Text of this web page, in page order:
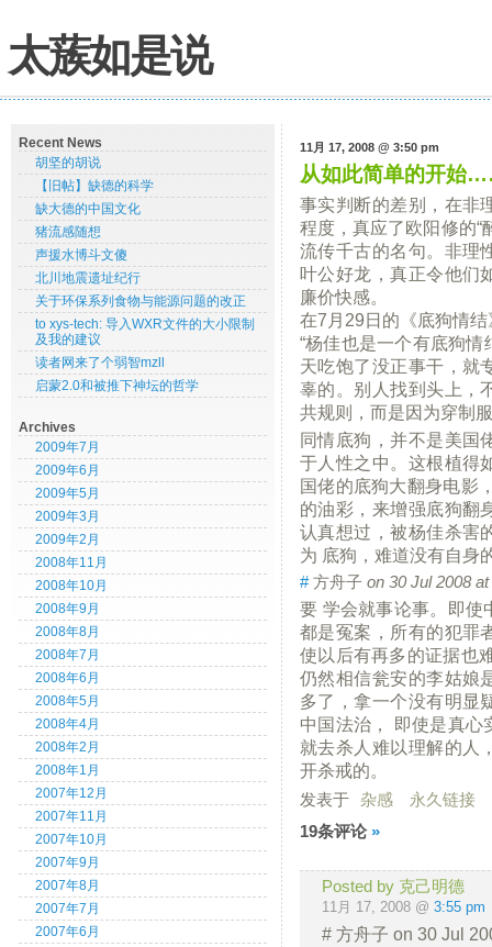
太蔟如是说
Recent News
胡坚的胡说
【旧帖】缺德的科学
缺大德的中国文化
猪流感随想
声援水博斗文傻
北川地震遗址纪行
关于环保系列食物与能源问题的改正
to xys-tech: 导入WXR文件的大小限制
及我的建议
读者网来了个弱智mzll
启蒙2.0和被推下神坛的哲学
Archives
2009年7月
2009年6月
2009年5月
2009年3月
2009年2月
2008年11月
2008年10月
2008年9月
2008年8月
2008年7月
2008年6月
2008年5月
2008年4月
2008年2月
2008年1月
2007年12月
2007年11月
2007年10月
2007年9月
2007年8月
2007年7月
2007年6月
11月 17, 2008 @ 3:50 pm
从如此简单的开始
事实判断的差别，在非
程度，真应了欧阳修的“
流传千古的名句。非理
叶公好龙，真正令他们
廉价快感。
在7月29日的《底狗情
“杨佳也是一个有底狗
天吃饱了没正事干，就
辜的。别人找到头上，
共规则，而是因为穿制
同情底狗，并不是美国
于人性之中。这根植得
国佬的底狗大翻身电影
的油彩，来增强底狗翻
认真想过，被杨佳杀害
为 底狗，难道没有自身
#方舟子 on 30 Jul 2008
要 学会就事论事。即使
都是冤案，所有的犯罪
使以后有再多的证据也
仍然相信瓮安的李姑娘
多了，拿一个没有明显
中国法治， 即使是真心
就去杀人难以理解的人
开杀戒的。
发表于 杂感
永久链接
19条评论 »
Posted by 克己明德
11月 17, 2008 @ 3:55 pm
# 方舟子 on 30 Jul